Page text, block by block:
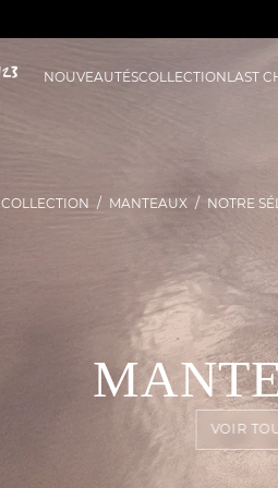
NOUVEAUTÉSCOLLECTIONLAST
VOIR
COLLECTION MANTEAUX NOTRE